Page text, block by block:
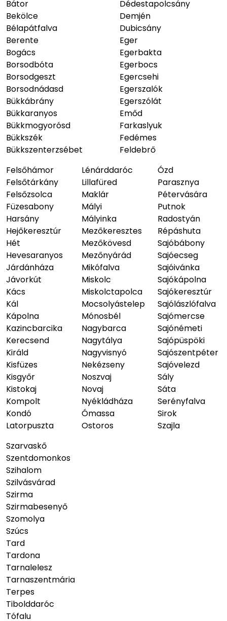
Bátor
Bekölce
Bélapátfalva
Berente
Bogács
Borsodbóta
Borsodgeszt
Borsodnádasd
Bükkábrány
Bükkaranyos
Bükkmogyorósd
Bükkszék
Bükkszenterzsébet
Dédestapolcsány
Demjén
Dubicsány
Eger
Egerbakta
Egerbocs
Egercsehi
Egerszalók
Egerszólát
Emőd
Farkaslyuk
Fedémes
Feldebrő
Felsőhámor
Felsőtárkány
Felsőzsolca
Füzesabony
Harsány
Hejőkeresztúr
Hét
Hevesaranyos
Járdánháza
Jávorkút
Kács
Kál
Kápolna
Kazincbarcika
Kerecsend
Királd
Kisfüzes
Kisgyőr
Kistokaj
Kompolt
Kondó
Latorpuszta
Lénárddaróc
Lillafüred
Maklár
Mályi
Mályinka
Mezőkeresztes
Mezőkövesd
Mezőnyárád
Mikófalva
Miskolc
Miskolctapolca
Mocsolyástelep
Mónosbél
Nagybarca
Nagytálya
Nagyvisnyó
Nekézseny
Noszvaj
Novaj
Nyékládháza
Ómassa
Ostoros
Ózd
Parasznya
Pétervására
Putnok
Radostyán
Répáshuta
Sajóbábony
Sajóecseg
Sajóivánka
Sajókápolna
Sajókeresztúr
Sajólászlófalva
Sajómercse
Sajónémeti
Sajópüspöki
Sajószentpéter
Sajóvelezd
Sály
Sáta
Serényfalva
Sirok
Szajla
Szarvaskő
Szentdomonkos
Szihalom
Szilvásvárad
Szirma
Szirmabesenyő
Szomolya
Szúcs
Tard
Tardona
Tarnalelesz
Tarnaszentmária
Terpes
Tibolddaróc
Tófalu